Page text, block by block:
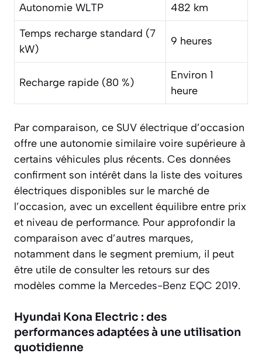
Autonomie WLTP
482 km
Temps recharge standard (7
kW)
9 heures
Recharge rapide (80 %)
Environ 1
heure
Par comparaison, ce SUV électrique d’occasion
offre une autonomie similaire voire supérieure à
certains véhicules plus récents. Ces données
confirment son intérêt dans la liste des voitures
électriques disponibles sur le marché de
l’occasion, avec un excellent équilibre entre prix
et niveau de performance. Pour approfondir la
comparaison avec d’autres marques,
notamment dans le segment premium, il peut
être utile de consulter les retours sur des
modèles comme la Mercedes-Benz EQC 2019.
Hyundai Kona Electric : des
performances adaptées à une utilisation
quotidienne